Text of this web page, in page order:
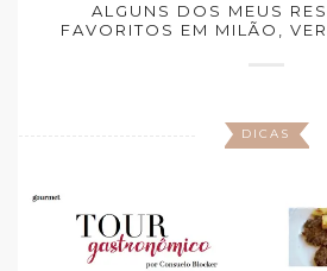
ALGUNS DOS MEUS
FAVORITOS EM MILÃO,
DICAS